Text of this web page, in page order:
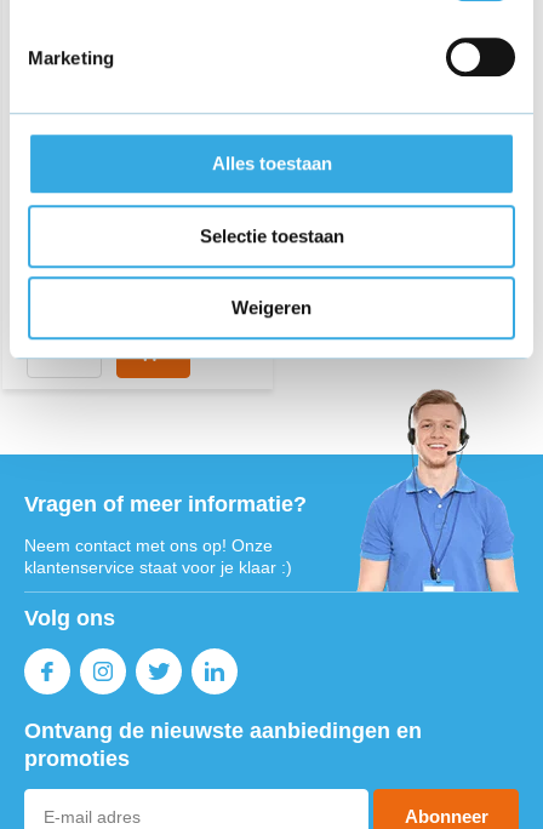
Marketing
Alles toestaan
Selectie toestaan
Weigeren
105934-053 printer
€ 29,95
Bezorging op maandag of
Vragen of meer informatie?
Neem contact met ons op! Onze
klantenservice staat voor je klaar :)
Volg ons
Ontvang de nieuwste aanbiedingen en
promoties
Abonneer